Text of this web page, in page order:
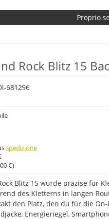
Proprio
Rock Blitz 15
681296
spedizione
€)
Blitz 15 wurde präzise für
des Kletterns in langen
den Platz, den du für die
Energieriegel,